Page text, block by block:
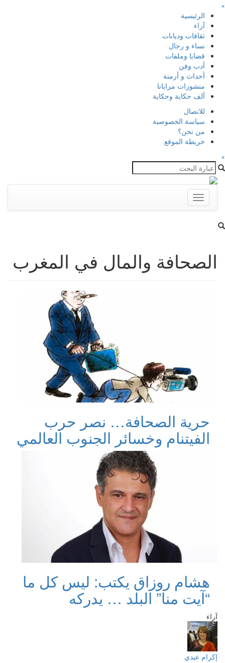
×
الرئيسية
آراء
ثقافات وديانات
نساء و رجال
قضايا وملفات
أدب وفن
أحداث و أزمنة
منشورات مرايانا
ألف حكاية وحكاية
للاتصال
سياسة الخصوصية
من نحن؟
خريطة الموقع
×
Toggle
navigation
الصحافة والمال في المغرب
حرية الصحافة… نصر حرب
الفيتنام وخسائر الجنوب العالمي
هشام روزاق يكتب: ليس كل ما
“آيت منا” البلد … يدركه
آراء
إكرام عبدي